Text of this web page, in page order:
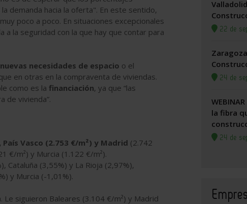
demanda hacia la oferta". En este sentido,
poco a poco. En situaciones excepcionales
la seguridad con la que hay que contar para
nuevas necesidades de espacio o el
en otras en la compraventa de viviendas.
como es la financiación, ya que “las
de vivienda”.
Vasco (2.753 €/m²) y Madrid (2.742
€/m²) y Murcia (1.122 €/m²).
(3,55%) y La Rioja (2,97%),
y Murcia (-1,01%).
siguieron Baleares (3.104 €/m²) y Madrid
22 de
24 de
la fibra
24 de